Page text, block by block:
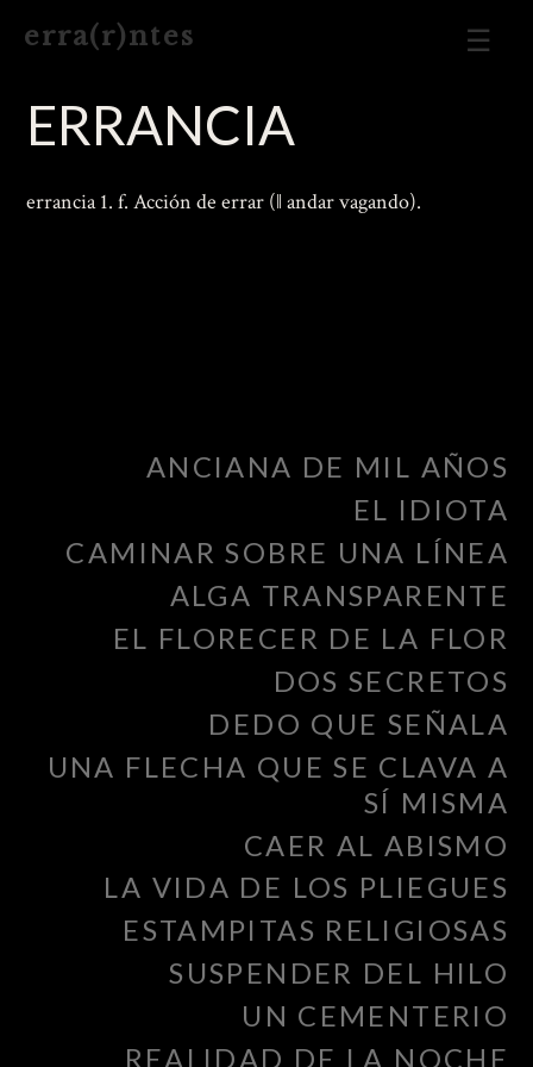
e r r a ( r ) n t e s
ANCIANA DE MIL AÑOS
EL IDIOTA
CAMINAR SOBRE UNA LÍNEA
ALGA TRANSPARENTE
EL FLORECER DE LA FLOR
DOS SECRETOS
DEDO QUE SEÑALA
UNA FLECHA QUE SE CLAVA A
SÍ MISMA
CAER AL ABISMO
LA VIDA DE LOS PLIEGUES
ESTAMPITAS RELIGIOSAS
SUSPENDER DEL HILO
UN CEMENTERIO
REALIDAD DE LA NOCHE
ERRANCIA
errancia 1. f. Acción de errar (‖ andar vagando).